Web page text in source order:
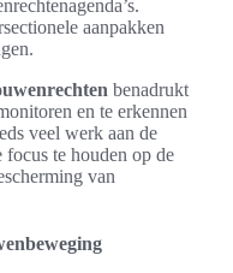
aanpakken
benadrukt
en te erkennen
veel werk aan de
te houden op de
van